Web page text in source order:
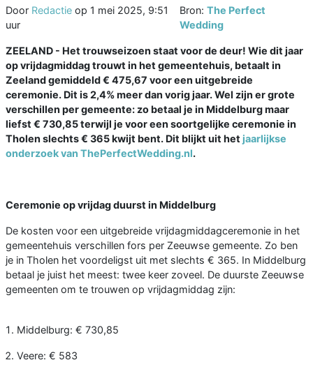
Door Redactie op 1 mei 2025, 9:51
uur
Bron:The Perfect
Wedding
ZEELAND - Het trouwseizoen staat voor de deur! Wie dit jaar
op vrijdagmiddag trouwt in het gemeentehuis, betaalt in
Zeeland gemiddeld € 475,67 voor een uitgebreide
ceremonie. Dit is 2,4% meer dan vorig jaar. Wel zijn er grote
verschillen per gemeente: zo betaal je in Middelburg maar
liefst € 730,85 terwijl je voor een soortgelijke ceremonie in
Tholen slechts € 365 kwijt bent. Dit blijkt uit het jaarlijkse
onderzoek van ThePerfectWedding.nl.
Ceremonie op vrijdag duurst in Middelburg
De kosten voor een uitgebreide vrijdagmiddagceremonie in het
gemeentehuis verschillen fors per Zeeuwse gemeente. Zo ben
je in Tholen het voordeligst uit met slechts € 365. In Middelburg
betaal je juist het meest: twee keer zoveel. De duurste Zeeuwse
gemeenten om te trouwen op vrijdagmiddag zijn:
Middelburg: € 730,85
Veere: € 583